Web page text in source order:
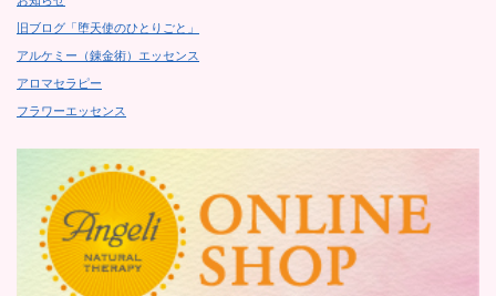
旧ブログ「堕天使のひとりごと」
アルケミー（錬金術）エッセンス
アロマセラピー
フラワーエッセンス